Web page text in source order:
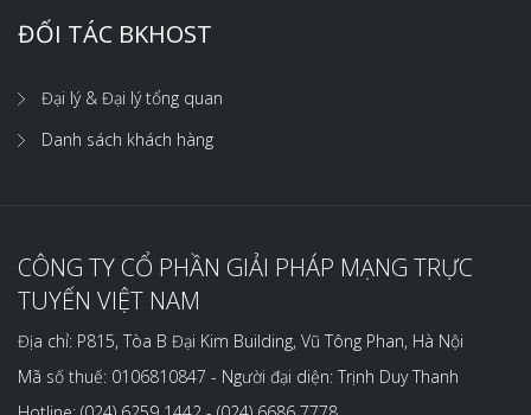
ĐỐI TÁC BKHOST
Đại lý & Đại lý tổng quan
Danh sách khách hàng
CÔNG TY CỔ PHẦN GIẢI PHÁP MẠNG TRỰC
TUYẾN VIỆT NAM
Địa chỉ: P815, Tòa B Đại Kim Building, Vũ Tông Phan, Hà Nội
Mã số thuế: 0106810847 - Người đại diện: Trịnh Duy Thanh